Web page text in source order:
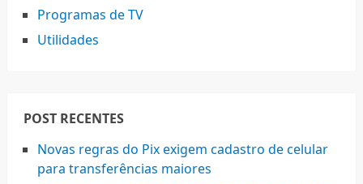
Programas de TV
Utilidades
POST RECENTES
Novas regras do Pix exigem cadastro de celular
para transferências maiores